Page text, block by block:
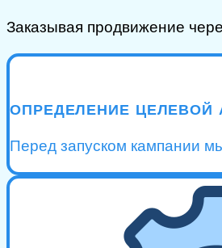
Заказывая продвижение
ОПРЕДЕЛЕНИЕ ЦЕЛЕВОЙ
Перед запуском кампании